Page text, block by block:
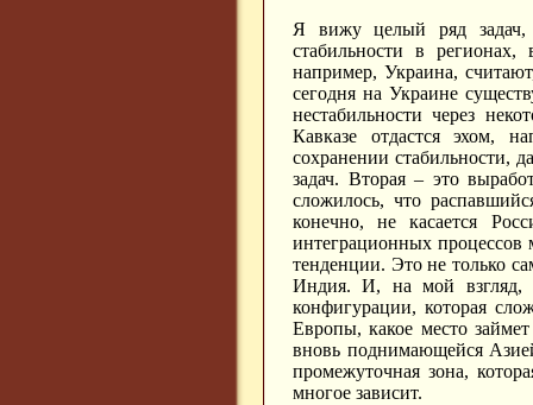
Я вижу целый ряд задач,
стабильности в
например, Украина,
сегодня на Украине
нестабильности через
Кавказе отдастся эхом,
сохранении стабильности,
задач. Вторая – это
сложилось, что
конечно, не касается
интеграционных
тенденции. Это не только
Индия. И, на мой взгляд,
конфигурации, которая
Европы, какое место
вновь поднимающейся
промежуточная зона,
многое зависит.